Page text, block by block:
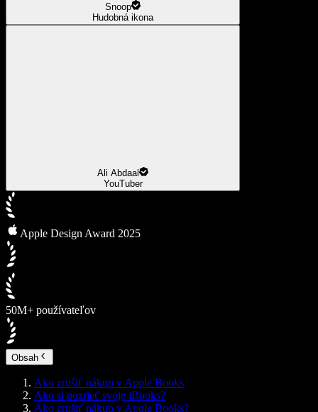
Snoop
Hudobná ikona
Ali Abdaal
YouTuber
Apple Design Award 2025
50M+ používateľov
Obsah
Ako zrušiť nákup v Apple Books
Ako si pozrieť svoje iBooks?
Ako zrušiť nákup v Apple Books?